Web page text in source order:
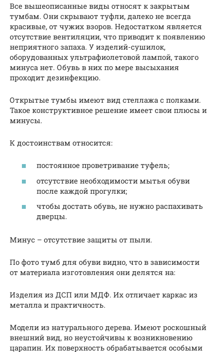
Все вышеописанные виды относят к закрытым
тумбам. Они скрывают туфли, далеко не всегда
красивые, от чужих взоров. Недостатком является
отсутствие вентиляции, что приводит к появлению
неприятного запаха. У изделий-сушилок,
оборудованных ультрафиолетовой лампой, такого
минуса нет. Обувь в них по мере высыхания
проходит дезинфекцию.
Открытые тумбы имеют вид стеллажа с полками.
Такое конструктивное решение имеет свои плюсы и
минусы.
К достоинствам относится:
постоянное проветривание туфель;
отсутствие необходимости мытья обуви
после каждой прогулки;
чтобы достать обувь, не нужно распахивать
дверцы.
Минус – отсутствие защиты от пыли.
По фото тумб для обуви видно, что в зависимости
от материала изготовления они делятся на:
Изделия из ДСП или МДФ. Их отличает каркас из
металла и практичность.
Модели из натурального дерева. Имеют роскошный
внешний вид, но неустойчивы к возникновению
царапин. Их поверхность обрабатывается особыми